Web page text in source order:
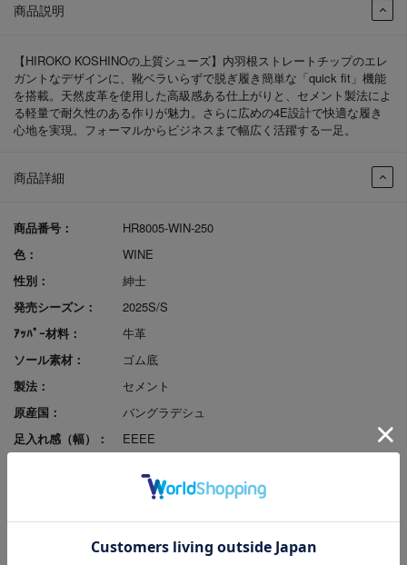
商品詳細
商品番号：
HR8005-WIN-250
色：
WINE
性別：
紳士
発売シーズン：
2025S/S
ｱｯﾊﾟｰ材料：
牛革
ソール素材：
ゴム底
製法：
セメント
原産国：
バングラデシュ
足入れ感（幅）：
EEEE
商品説明
【HIROKO KOSHINOの上質シューズ】内羽根ストレートチップのエレ
ガントなデザインに、靴ベラいらずで脱ぎ履き簡単な「quick fit」機能
を搭載。天然皮革を使用した高級感ある仕上がりと、セメント製法によ
る軽量で耐久性のある作りが魅力。さらに広めの4E設計で快適な履き
心地を実現。フォーマルからビジネスまで幅広く活躍する一足。